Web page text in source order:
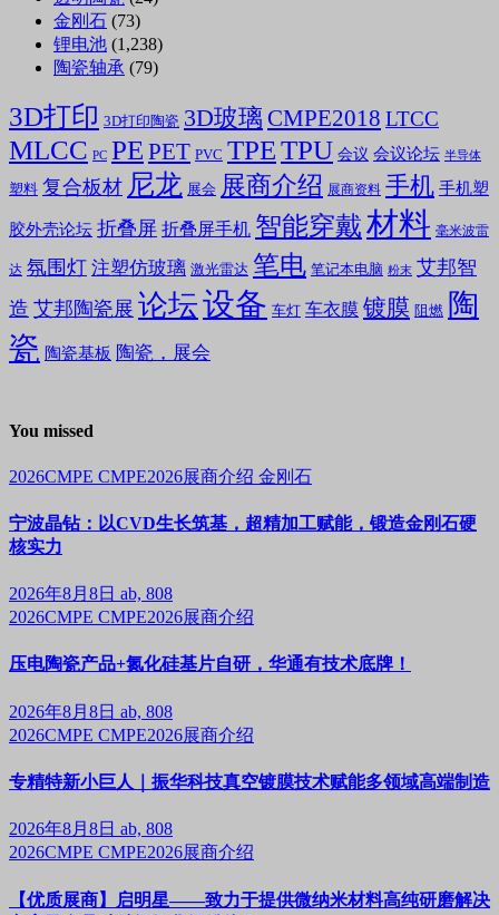
金刚石 (73)
锂电池 (1,238)
陶瓷轴承 (79)
3D打印 3D打印陶瓷 3D玻璃 CMPE2018 LTCC
MLCC PC PE PET PVC TPETPU 会议 会议论坛 半导体
塑料 复合板材 尼龙 展会 展商介绍 展商资料 手机 手机塑
胶外壳论坛 折叠屏 折叠屏手机 智能穿戴材料 毫米波雷
达 氛围灯 注塑仿玻璃 激光雷达 笔电 笔记本电脑 粉末 艾邦智
造 艾邦陶瓷展 论坛设备 车灯 车衣膜 镀膜 阻燃 陶
瓷 陶瓷基板 陶瓷，展会
You missed
2026CMPE CMPE2026展商介绍 金刚石
宁波晶钻：以CVD生长筑基，超精加工赋能，锻造金刚石硬
核实力
2026年8月8日 ab, 808
2026CMPE CMPE2026展商介绍
压电陶瓷产品+氮化硅基片自研，华通有技术底牌！
2026年8月8日 ab, 808
2026CMPE CMPE2026展商介绍
专精特新小巨人｜振华科技真空镀膜技术赋能多领域高端制造
2026年8月8日 ab, 808
2026CMPE CMPE2026展商介绍
【优质展商】启明星——致力于提供微纳米材料高纯研磨解决